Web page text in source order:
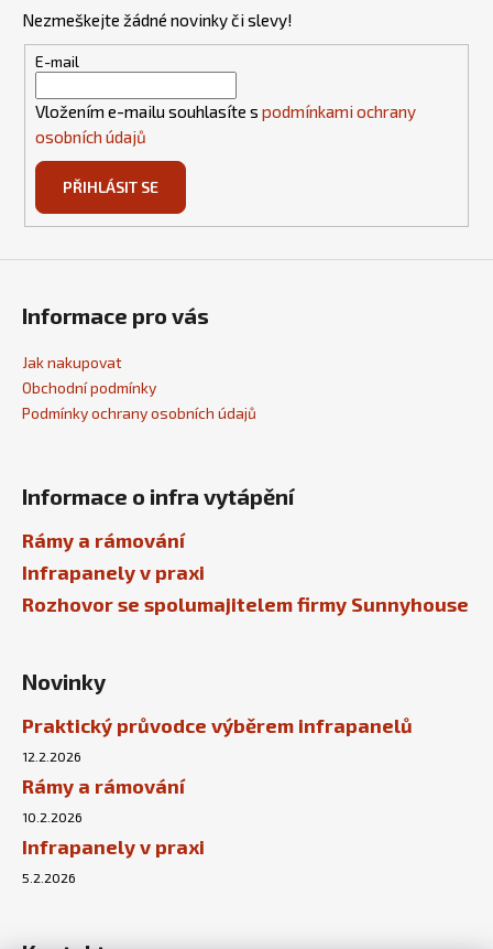
Nezmeškejte žádné novinky či slevy!
E-mail
Vložením e-mailu souhlasíte s podmínkami ochrany
osobních údajů
PŘIHLÁSIT SE
Informace pro vás
Jak nakupovat
Obchodní podmínky
Podmínky ochrany osobních údajů
Informace o infra vytápění
Rámy a rámování
Infrapanely v praxi
Rozhovor se spolumajitelem firmy Sunnyhouse
Novinky
Praktický průvodce výběrem infrapanelů
12.2.2026
Rámy a rámování
10.2.2026
Infrapanely v praxi
5.2.2026